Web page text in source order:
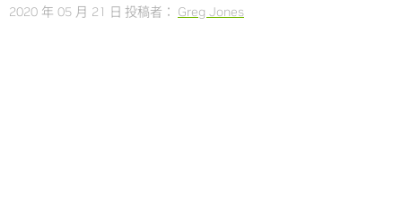
2020 年 05 月 21 日 投稿者： Greg Jones